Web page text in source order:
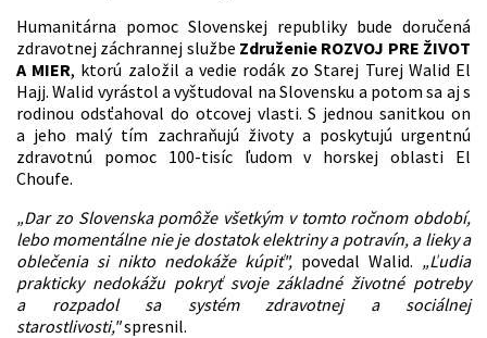
Humanitárna pomoc Slovenskej republiky bude doručená
zdravotnej záchrannej službe Združenie ROZVOJ PRE ŽIVOT
A MIER, ktorú založil a vedie rodák zo Starej Turej Walid El
Hajj. Walid vyrástol a vyštudoval na Slovensku a potom sa aj s
rodinou odsťahoval do otcovej vlasti. S jednou sanitkou on
a jeho malý tím zachraňujú životy a poskytujú urgentnú
zdravotnú pomoc 100-tisíc ľudom v horskej oblasti El
Choufe.
„Dar zo Slovenska pomôže všetkým v tomto ročnom období,
lebo momentálne nie je dostatok elektriny a potravín, a lieky a
oblečenia si nikto nedokáže kúpiť", povedal Walid. „Ľudia
prakticky nedokážu pokryť svoje základné životné potreby
a rozpadol sa systém zdravotnej a sociálnej
starostlivosti,"spresnil.